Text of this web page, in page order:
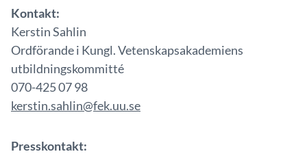
Kontakt:
Kerstin Sahlin
Ordförande i Kungl. Vetenskapsakademiens
utbildningskommitté
070-425 07 98
kerstin.sahlin@fek.uu.se
Presskontakt: